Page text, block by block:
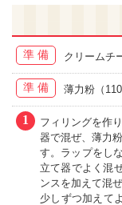
準備 クリームチ
準備 薄力粉（
1
フィリングを作
器で混ぜ、薄力
す。ラップをし
立て器でよく混
ンスを加えて混
少しずつ加えて